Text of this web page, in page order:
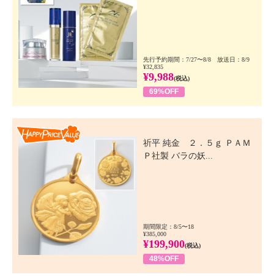
先行予約期間：7/27〜8/8 放送日：8/9
¥32,835
¥9,988(税込)
69%OFF
祈平 純金 ２．５ｇ ＰＡＭ
Ｐ社製 バラの妖...
期間限定：8/5〜18
¥385,000
¥199,900(税込)
48%OFF